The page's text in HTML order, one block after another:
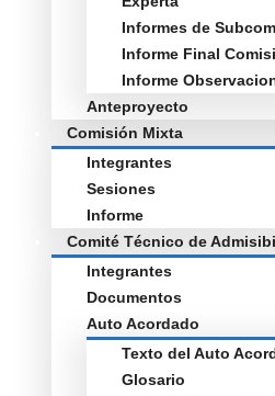
Informes de
Informe Final
Informe
Anteproyecto
Comisión Mixta
Integrantes
Sesiones
Informe
Comité Técnico de
Integrantes
Documentos
Auto Acordado
Texto del Auto
Glosario